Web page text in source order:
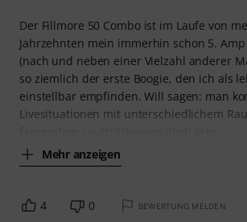
Der Fillmore 50 Combo ist im Laufe von
Jahrzehnten mein immerhin schon 5.
(nach und neben einer Vielzahl anderer
so ziemlich der erste Boogie, den ich als
einstellbar empfinden. Will sagen: man
Livesituationen mit unterschiedlichem
Mehr anzeigen
4 0 BEWERTUNG MELDEN